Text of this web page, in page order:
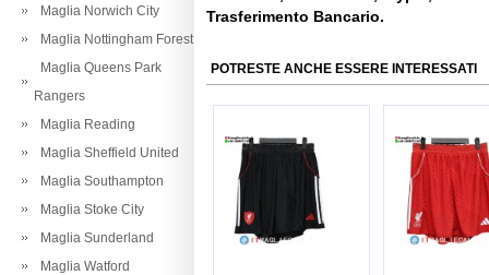
Maglia Norwich City
Maglia Nottingham Forest
Maglia Queens Park
Rangers
Maglia Reading
Maglia Sheffield United
Maglia Southampton
Maglia Stoke City
Maglia Sunderland
Maglia Watford
Trasferimento Bancario.
POTRESTE ANCHE ESSERE INTERESSATI